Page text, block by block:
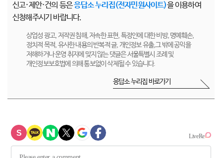
신고·제안·건의 등은응답소 누리집(전자민원사이트)을 이용하여
신청해주시기 바랍니다.
상업성 광고, 저작권 침해, 저속한 표현, 특정인에 대한 비방, 명예훼손,
정치적 목적, 유사한 내용의 반복적 글, 개인정보 유출,그 밖에 공익을
저해하거나 운영 취지에 맞지 않는 댓글은 서울특별시 조례 및
개인정보보호법에 의해 통보없이 삭제될 수 있습니다.
응답소 누리집 바로가기